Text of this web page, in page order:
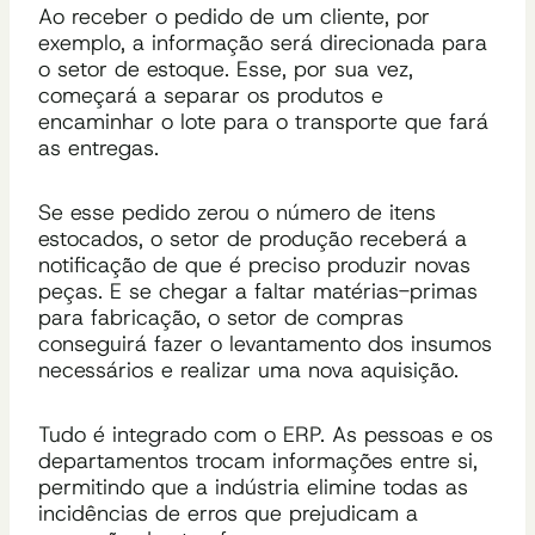
Ao receber o pedido de um cliente, por
exemplo, a informação será direcionada para
o setor de estoque. Esse, por sua vez,
começará a separar os produtos e
encaminhar o lote para o transporte que fará
as entregas.
Se esse pedido zerou o número de itens
estocados, o setor de produção receberá a
notificação de que é preciso produzir novas
peças. E se chegar a faltar matérias-primas
para fabricação, o setor de compras
conseguirá fazer o levantamento dos insumos
necessários e realizar uma nova aquisição.
Tudo é integrado com o ERP. As pessoas e os
departamentos trocam informações entre si,
permitindo que a indústria elimine todas as
incidências de erros que prejudicam a